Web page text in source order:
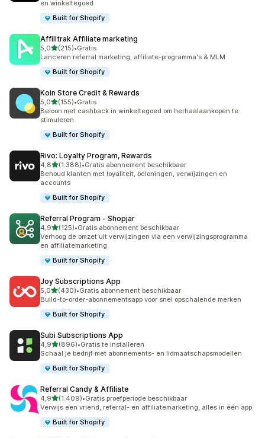
en winkeltegoed
Built for Shopify
Affilitrak Affiliate marketing
5,0van 5 sterren
(215)
215 recensies in totaal
•Gratis
Lanceren referral marketing, affiliate-programma's & MLM
Built for Shopify
Koin Store Credit & Rewards
5,0van 5 sterren
(155)
155 recensies in totaal
•Gratis
Beloon met cashback in winkeltegoed om herhaalaankopen te
stimuleren
Built for Shopify
Rivo: Loyalty Program, Rewards
4,8van 5 sterren
(1.388)
1388 recensies in totaal
•Gratis abonnement beschikbaar
Behoud klanten met loyaliteit, beloningen, verwijzingen en
accounts
Built for Shopify
Referral Program ‑ Shopjar
4,9van 5 sterren
(125)
125 recensies in totaal
•Gratis abonnement beschikbaar
Verhoog de omzet uit verwijzingen via een verwijzingsprogramma
en affiliatemarketing
Built for Shopify
Joy Subscriptions App
5,0van 5 sterren
(430)
430 recensies in totaal
•Gratis abonnement beschikbaar
Build-to-order-abonnementsapp voor snel opschalende merken
Built for Shopify
Subi Subscriptions App
4,9van 5 sterren
(896)
896 recensies in totaal
•Gratis te installeren
Schaal je bedrijf met abonnements- en lidmaatschapsmodellen
Built for Shopify
Referral Candy & Affiliate
4,9van 5 sterren
(1.409)
1409 recensies in totaal
•Gratis proefperiode beschikbaar
Verwijs een vriend, referral- en affiliatemarketing, alles in één app
Built for Shopify